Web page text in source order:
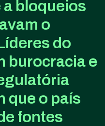
bloqueios
o
do
burocracia e
que o país
fontes